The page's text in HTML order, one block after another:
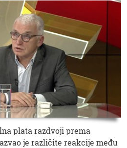
plata razdvoji prema
je različite reakcije među